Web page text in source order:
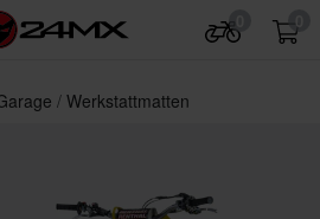
Werkstattmatten